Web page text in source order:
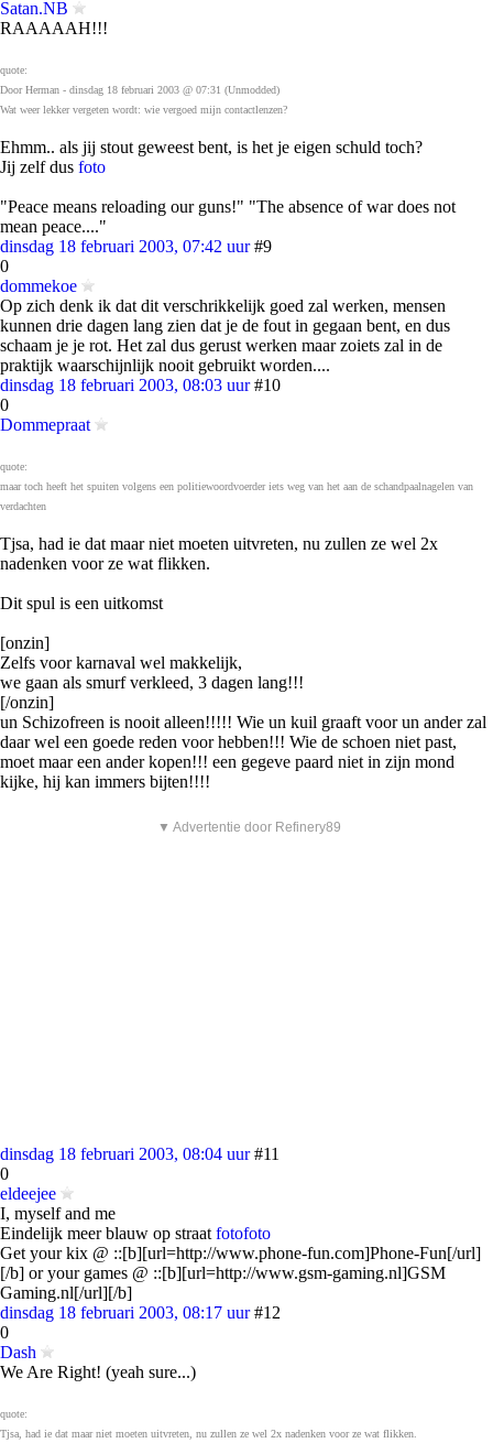
Satan.NB
RAAAAAH!!!
quote:
Door Herman - dinsdag 18 februari 2003 @ 07:31 (Unmodded)
Wat weer lekker vergeten wordt: wie vergoed mijn contactlenzen?
Ehmm.. als jij stout geweest bent, is het je eigen schuld toch?
Jij zelf dus foto
"Peace means reloading our guns!" "The absence of war does not
mean peace...."
dinsdag 18 februari 2003, 07:42 uur #9
0
dommekoe
Op zich denk ik dat dit verschrikkelijk goed zal werken, mensen
kunnen drie dagen lang zien dat je de fout in gegaan bent, en dus
schaam je je rot. Het zal dus gerust werken maar zoiets zal in de
praktijk waarschijnlijk nooit gebruikt worden....
dinsdag 18 februari 2003, 08:03 uur #10
0
Dommepraat
quote:
maar toch heeft het spuiten volgens een politiewoordvoerder iets weg van het aan de schandpaalnagelen van
verdachten
Tjsa, had ie dat maar niet moeten uitvreten, nu zullen ze wel 2x
nadenken voor ze wat flikken.
Dit spul is een uitkomst
[onzin]
Zelfs voor karnaval wel makkelijk,
we gaan als smurf verkleed, 3 dagen lang!!!
[/onzin]
un Schizofreen is nooit alleen!!!!! Wie un kuil graaft voor un ander zal
daar wel een goede reden voor hebben!!! Wie de schoen niet past,
moet maar een ander kopen!!! een gegeve paard niet in zijn mond
kijke, hij kan immers bijten!!!!
▼ Advertentie door Refinery89
dinsdag 18 februari 2003, 08:04 uur #11
0
eldeejee
I, myself and me
Eindelijk meer blauw op straat fotofoto
Get your kix @ ::[b][url=http://www.phone-fun.com]Phone-Fun[/url]
[/b] or your games @ ::[b][url=http://www.gsm-gaming.nl]GSM
Gaming.nl[/url][/b]
dinsdag 18 februari 2003, 08:17 uur #12
0
Dash
We Are Right! (yeah sure...)
quote:
Tjsa, had ie dat maar niet moeten uitvreten, nu zullen ze wel 2x nadenken voor ze wat flikken.